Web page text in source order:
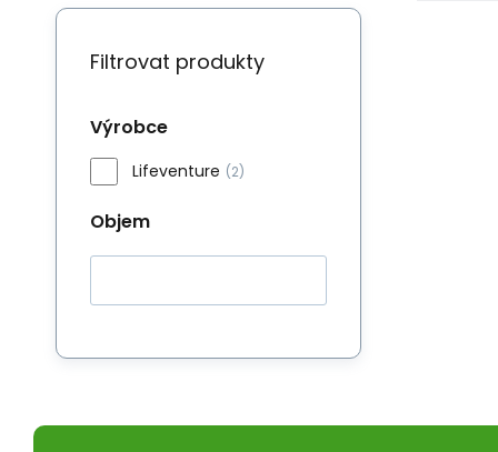
Filtrovat produkty
Výrobce
Lifeventure (2)
Objem